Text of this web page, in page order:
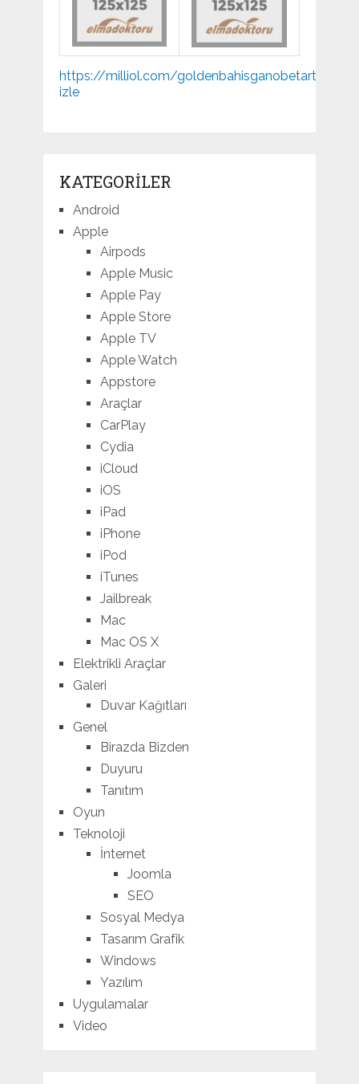
Mp3
indir
https://milliol.com/goldenbahisganobet
izle
KATEGORILER
Android
Apple
Airpods
Apple Music
Apple Pay
Apple Store
Apple TV
Apple Watch
Appstore
Araçlar
CarPlay
Cydia
iCloud
iOS
iPad
iPhone
iPod
iTunes
Jailbreak
Mac
Mac OS X
Elektrikli Araçlar
Galeri
Duvar Kağıtları
Genel
Birazda Bizden
Duyuru
Tanıtım
Oyun
Teknoloji
İnternet
Joomla
SEO
Sosyal Medya
Tasarım Grafik
Windows
Yazılım
Uygulamalar
Video